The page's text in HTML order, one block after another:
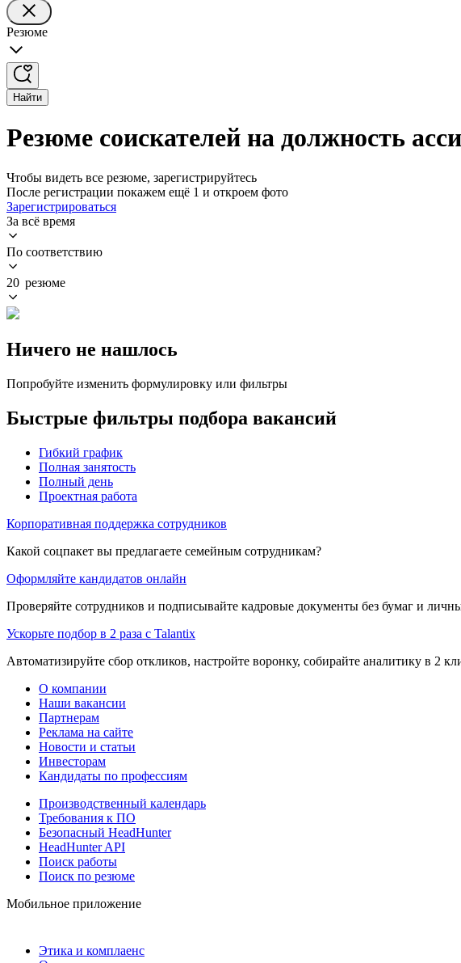
Резюме
Найти
Резюме соискателей на должность
Чтобы видеть все резюме, зарегистрируйтесь
После регистрации покажем ещё 1 и откроем фото
Зарегистрироваться
За всё время
По соответствию
20 резюме
Ничего не нашлось
Попробуйте изменить формулировку или фильтры
Быстрые фильтры подбора вакансий
Гибкий график
Полная занятость
Полный день
Проектная работа
Корпоративная поддержка сотрудников
Какой соцпакет вы предлагаете семейным сотрудникам?
Оформляйте кандидатов онлайн
Проверяйте сотрудников и подписывайте кадровые документы без бумаг и
Ускорьте подбор в 2 раза с Talantix
Автоматизируйте сбор откликов, настройте воронку, собирайте аналитику в 2
О компании
Наши вакансии
Партнерам
Реклама на сайте
Новости и статьи
Инвесторам
Кандидаты по профессиям
Производственный календарь
Требования к ПО
Безопасный HeadHunter
HeadHunter API
Поиск работы
Поиск по резюме
Мобильное приложение
Этика и комплаенс